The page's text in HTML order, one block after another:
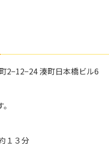
2−12−24 湊町日本橋ビル6
１３分